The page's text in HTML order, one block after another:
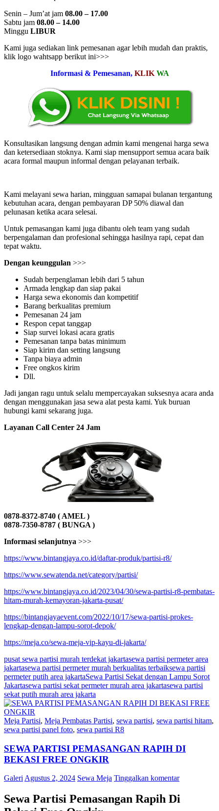
Senin – Jum’at jam 08.00 – 17.00
Sabtu jam 08.00 – 14.00
Minggu LIBUR
Kami juga sediakan link pemesanan agar lebih mudah dan praktis,
klik logo wahtsapp berikut ini>>>
Informasi & Pemesanan, KLIK WA
Konsultasikan langsung dengan admin kami mengenai harga sewa
dan ketersediaan stoknya. Kami siap mensupport semua acara baik
acara formal maupun informal dengan pelayanan terbaik.
Kami melayani sewa harian, mingguan samapai bulanan tergantung
kebutuhan acara, dengan pembayaran DP 50% diawal dan
pelunasan ketika acara selesai.
Untuk pemasangan kami juga dibantu oleh team yang sudah
berpengalaman dan profesional sehingga hasilnya rapi, cepat dan
tepat waktu.
Dengan keunggulan >>>
Sudah berpenglaman lebih dari 5 tahun
Armada lengkap dan siap pakai
Harga sewa ekonomis dan kompetitif
Barang berkualitas premium
Pemesanan 24 jam
Respon cepat tanggap
Siap survei lokasi acara gratis
Pemesanan tanpa batas minimum
Siap kirim dan setting langsung
Tanpa biaya admin
Free ongkos kirim
Dll.
Jadi jangan ragu untuk selalu mempercayakan suksesnya acara anda
dengan menggunakan jasa sewa alat pesta kami. Yuk buruan
hubungi kami sekarang juga.
Layanan Call Center 24 Jam
0878-8372-8740 ( AMEL )
0878-7350-8787 ( BUNGA )
Informasi selanjutnya >>>
https://www.bintangjaya.co.id/daftar-produk/partisi-r8/
https://www.sewatenda.net/category/partisi/
https://www.bintangjaya.co.id/2023/04/30/sewa-partisi-r8-pembatas-
hitam-murah-kemayoran-jakarta-pusat/
https://bintangjayaevent.com/2022/10/17/sewa-partisi-prokes-
lengkap-dengan-lampu-sorot-depok/
https://meja.co/sewa-meja-vip-kayu-di-jakarta/
pusat sewa partisi murah terdekat jakartasewa partisi permeter area
jakartasewa partisi permeter murah berkualitas terbaiksewa partisi
permeter putih area jakartaSewa Partisi Sekat dengan Lampu Sorot
Jakartasewa partisi sekat permeter murah area jakartasewa partisi
sekat putih murah area jakarta
Meja Partisi, Meja Pembatas Partisi, sewa partisi, sewa partisi hitam,
sewa partisi panel foto, sewa partisi R8
SEWA PARTISI PEMASANGAN RAPIH DI
BEKASI FREE ONGKIR
Galeri Agustus 2, 2024 Sewa Meja Tinggalkan komentar
Sewa Partisi Pemasangan Rapih Di